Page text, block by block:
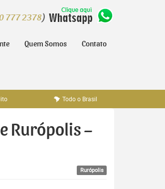
777 2378)
Quem Somos Contato
Todo o Brasil
Rurópolis –
Rurópolis